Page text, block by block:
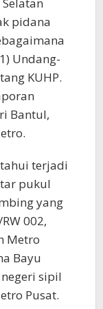
pidana
Undang-
KUHP.
Bantul,
terjadi
pukul
yang
002,
Metro
Bayu
sipil
Pusat.